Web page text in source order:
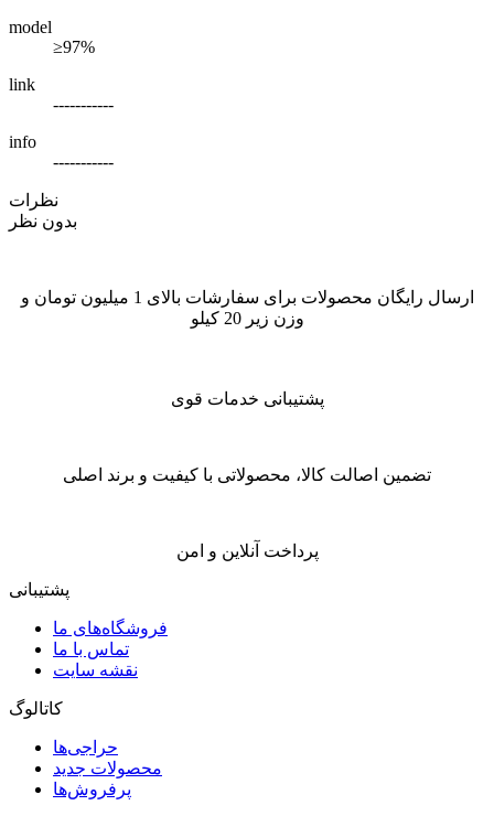
model
≥97%
link
-----------
info
-----------
نظرات
بدون نظر
ارسال رایگان محصولات برای سفارشات بالای 1 میلیون تومان و
وزن زیر 20 کیلو
پشتیبانی خدمات قوی
تضمین اصالت کالا، محصولاتی با کیفیت و برند اصلی
پرداخت آنلاین و امن
پشتیبانی
فروشگاه‌های ما
تماس با ما
نقشه سایت
کاتالوگ
حراجی‌ها
محصولات جدید
پرفروش‌ها